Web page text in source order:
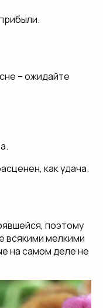
– ожидайте
как удача.
поэтому
всякими мелкими
на самом деле не